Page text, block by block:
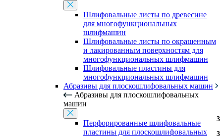
Шлифовальные листы по древесине
для многофункциональных
шлифмашин
Шлифовальные листы по окрашенным
и лакированным поверхностям для
многофункциональных шлифмашин
Шлифовальные пластины для
многофункциональных шлифмашин
Абразивы для плоскошлифовальных машин
Абразивы для плоскошлифовальных
машин
Перфорированные шлифовальные
пластины для плоскошлифовальных
3
3